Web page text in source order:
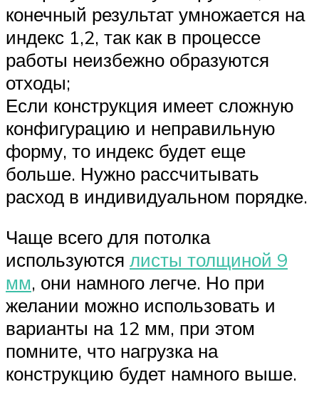
конечный результат умножается на
индекс 1,2, так как в процессе
работы неизбежно образуются
отходы;
Если конструкция имеет сложную
конфигурацию и неправильную
форму, то индекс будет еще
больше. Нужно рассчитывать
расход в индивидуальном порядке.
Чаще всего для потолка
используются листы толщиной 9
мм, они намного легче. Но при
желании можно использовать и
варианты на 12 мм, при этом
помните, что нагрузка на
конструкцию будет намного выше.